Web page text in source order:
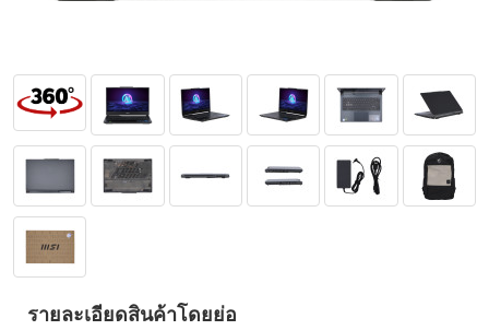
รายละเอียดสินค้าโดยย่อ